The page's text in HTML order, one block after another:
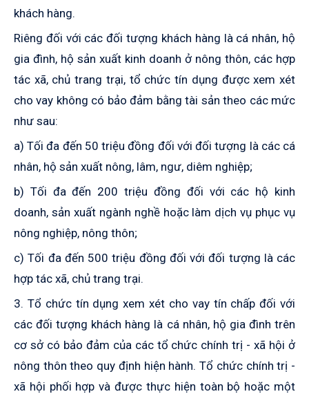
khách hàng.
Riêng đối với các đối tượng khách hàng là cá nhân, hộ
gia đình, hộ sản xuất kinh doanh ở nông thôn, các hợp
tác xã, chủ trang trại, tổ chức tín dụng được xem xét
cho vay không có bảo đảm bằng tài sản theo các mức
như sau:
a) Tối đa đến 50 triệu đồng đối với đối tượng là các cá
nhân, hộ sản xuất nông, lâm, ngư, diêm nghiệp;
b) Tối đa đến 200 triệu đồng đối với các hộ kinh
doanh, sản xuất ngành nghề hoặc làm dịch vụ phục vụ
nông nghiệp, nông thôn;
c) Tối đa đến 500 triệu đồng đối với đối tượng là các
hợp tác xã, chủ trang trại.
3. Tổ chức tín dụng xem xét cho vay tín chấp đối với
các đối tượng khách hàng là cá nhân, hộ gia đình trên
cơ sở có bảo đảm của các tổ chức chính trị - xã hội ở
nông thôn theo quy định hiện hành. Tổ chức chính trị -
xã hội phối hợp và được thực hiện toàn bộ hoặc một